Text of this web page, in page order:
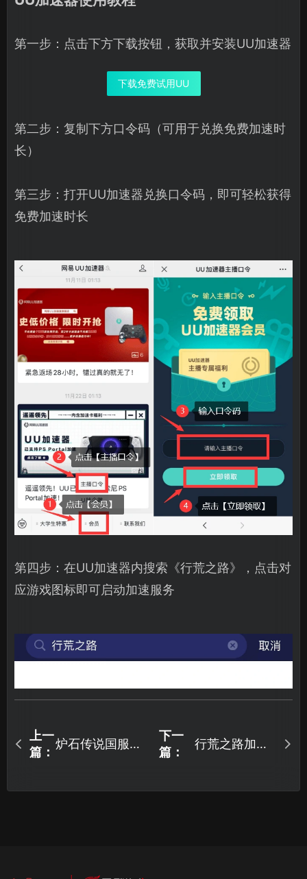
第一步：点击下方下载按钮，获取并安装UU加速器
下载免费试用UU
第二步：复制下方口令码（可用于兑换免费加速时
长）
第三步：打开UU加速器兑换口令码，即可轻松获得
免费加速时长
第四步：在UU加速器内搜索《行荒之路》，点击对
应游戏图标即可启动加速服务
上一
篇：
炉石传说国服回
下一
篇：
行荒之路加速